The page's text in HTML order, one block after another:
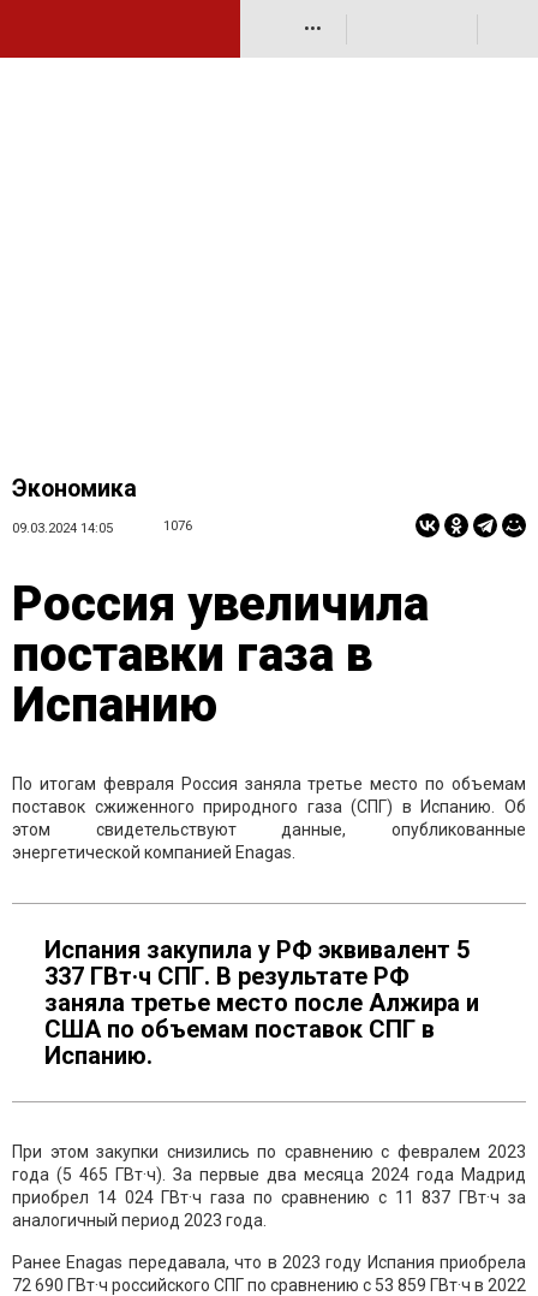
•••
Экономика
09.03.2024 14:05 1076
Россия увеличила
поставки газа в
Испанию
По итогам февраля Россия заняла третье место по объемам
поставок сжиженного природного газа (СПГ) в Испанию. Об
этом свидетельствуют данные, опубликованные
энергетической компанией Enagas.
Испания закупила у РФ эквивалент 5
337 ГВт·ч СПГ. В результате РФ
заняла третье место после Алжира и
США по объемам поставок СПГ в
Испанию.
При этом закупки снизились по сравнению с февралем 2023
года (5 465 ГВт·ч). За первые два месяца 2024 года Мадрид
приобрел 14 024 ГВт·ч газа по сравнению с 11 837 ГВт·ч за
аналогичный период 2023 года.
Ранее Enagas передавала, что в 2023 году Испания приобрела
72 690 ГВт·ч российского СПГ по сравнению с 53 859 ГВт·ч в 2022